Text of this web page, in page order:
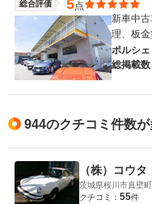
総合評価 5点
新車中
理、板
ポルシ
総掲載数
944のクチコミ件数
（株）コウタ
茨城県桜川市真壁
クチコミ： 55件